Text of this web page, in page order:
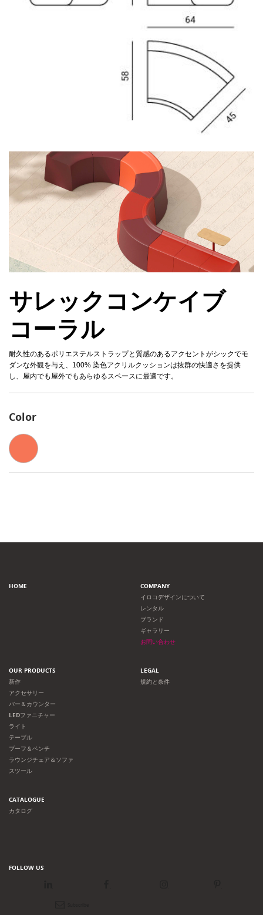
サレックコンケイブ
コーラル
耐久性のあるポリエステルストラップと質感のあるアクセントがシックでモ
ダンな外観を与え、100% 染色アクリルクッションは抜群の快適さを提供
し、屋内でも屋外でもあらゆるスペースに最適です。
Color
HOME
COMPANY
イロコデザインについて
レンタル
ブランド
ギャラリー
お問い合わせ
OUR PRODUCTS
新作
アクセサリー
バー＆カウンター
LEDファニチャー
ライト
テーブル
プーフ＆ベンチ
ラウンジチェア＆ソファ
スツール
LEGAL
規約と条件
CATALOGUE
カタログ
FOLLOW US